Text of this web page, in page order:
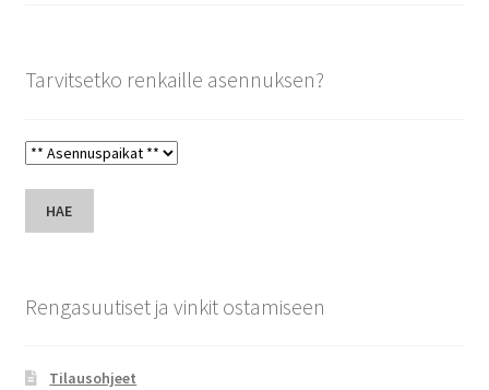
Tarvitsetko renkaille asennuksen?
HAE
Rengasuutiset ja vinkit ostamiseen
Tilausohjeet